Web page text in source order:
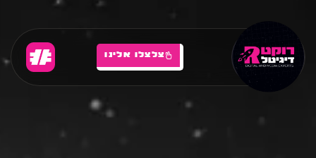
צלצלו אלינו